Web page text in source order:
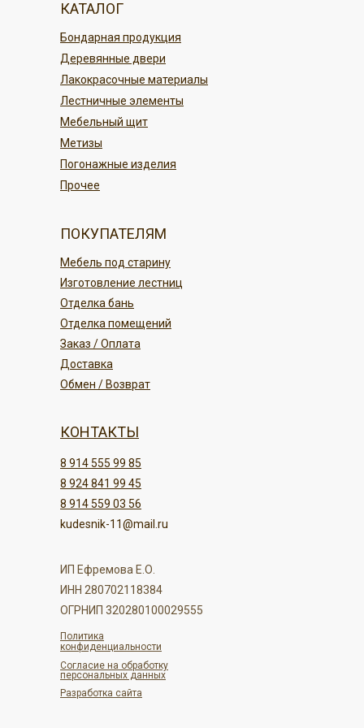
переводом
Безналичным платежом
ПОДРОБНЕЕ
Отделка бань
Изготовление лестниц
Мебель под старину
ПОКУПАТЕЛЯМ
Прочее
Метизы
Деревянные двери
Лакокрасочные материалы
Погонажные изделия
Мебельный щит
Лестничные элементы
Бондарная продукция
КАТАЛОГ
Политика
конфиденциальности
kudesnik-11@mail.ru
8 914 559 03 56
8 914 555 99 85
8 924 841 99 45
КОНТАКТЫ
Обмен / Возврат
Отделка помещений
Заказ / Оплата
Доставка
Разработка сайта
ОГРНИП 320280100029555
ИНН 280702118384
ИП Ефремова Е.О.
Согласие на обработку
персональных данных